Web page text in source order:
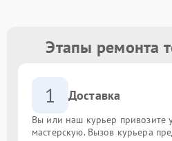
Этапы ремонта
1 Доставка
Вы или наш курьер привозите
мастерскую. Вызов курьера